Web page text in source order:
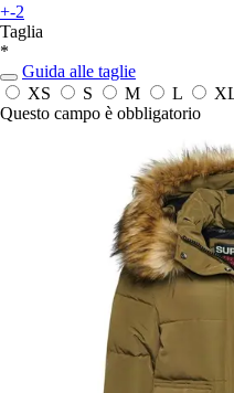
+-2
Taglia
*
Guida alle taglie
XS
S M L
Questo campo è obbligatorio